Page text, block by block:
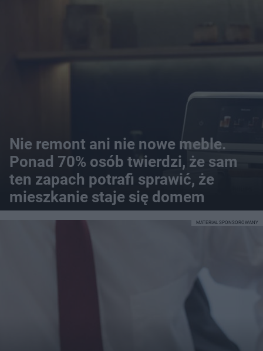
Nie remont ani nie nowe meble.
Ponad 70% osób twierdzi, że sam
ten zapach potrafi sprawić, że
mieszkanie staje się domem
MATERIAŁ SPONSOROWANY